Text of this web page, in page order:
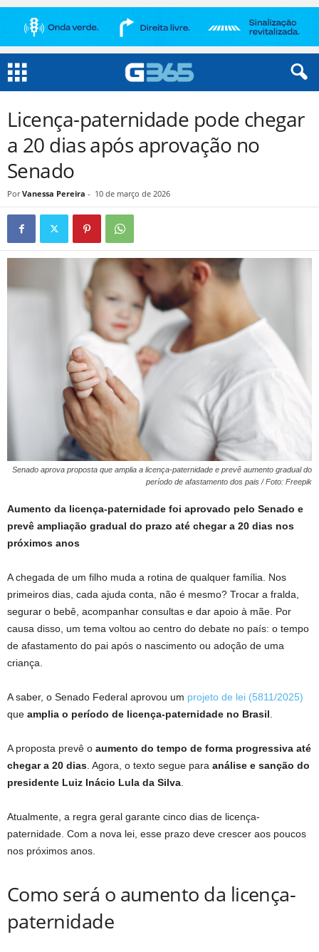
Licença-paternidade pode chegar
a 20 dias após aprovação no
Senado
Por Vanessa Pereira - 10 de março de 2026
Senado aprova proposta que amplia a licença-paternidade e prevê aumento gradual do
período de afastamento dos pais / Foto: Freepik
Aumento da licença-paternidade foi aprovado pelo Senado e
prevê ampliação gradual do prazo até chegar a 20 dias nos
próximos anos
A chegada de um filho muda a rotina de qualquer família. Nos
primeiros dias, cada ajuda conta, não é mesmo? Trocar a fralda,
segurar o bebê, acompanhar consultas e dar apoio à mãe. Por
causa disso, um tema voltou ao centro do debate no país: o tempo
de afastamento do pai após o nascimento ou adoção de uma
criança.
A saber, o Senado Federal aprovou um projeto de lei (5811/2025)
que amplia o período de licença-paternidade no Brasil.
A proposta prevê o aumento do tempo de forma progressiva até
chegar a 20 dias. Agora, o texto segue para análise e sanção do
presidente Luiz Inácio Lula da Silva.
Atualmente, a regra geral garante cinco dias de licença-
paternidade. Com a nova lei, esse prazo deve crescer aos poucos
nos próximos anos.
Como será o aumento da licença-
paternidade